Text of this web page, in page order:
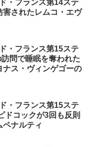
・フランス第14ステ
されたレムコ・エヴ
・フランス第15ステ
問で睡眠を奪われた
ナス・ヴィンゲゴーの
・フランス第15ステ
コックが3回も反則
ペナルティ